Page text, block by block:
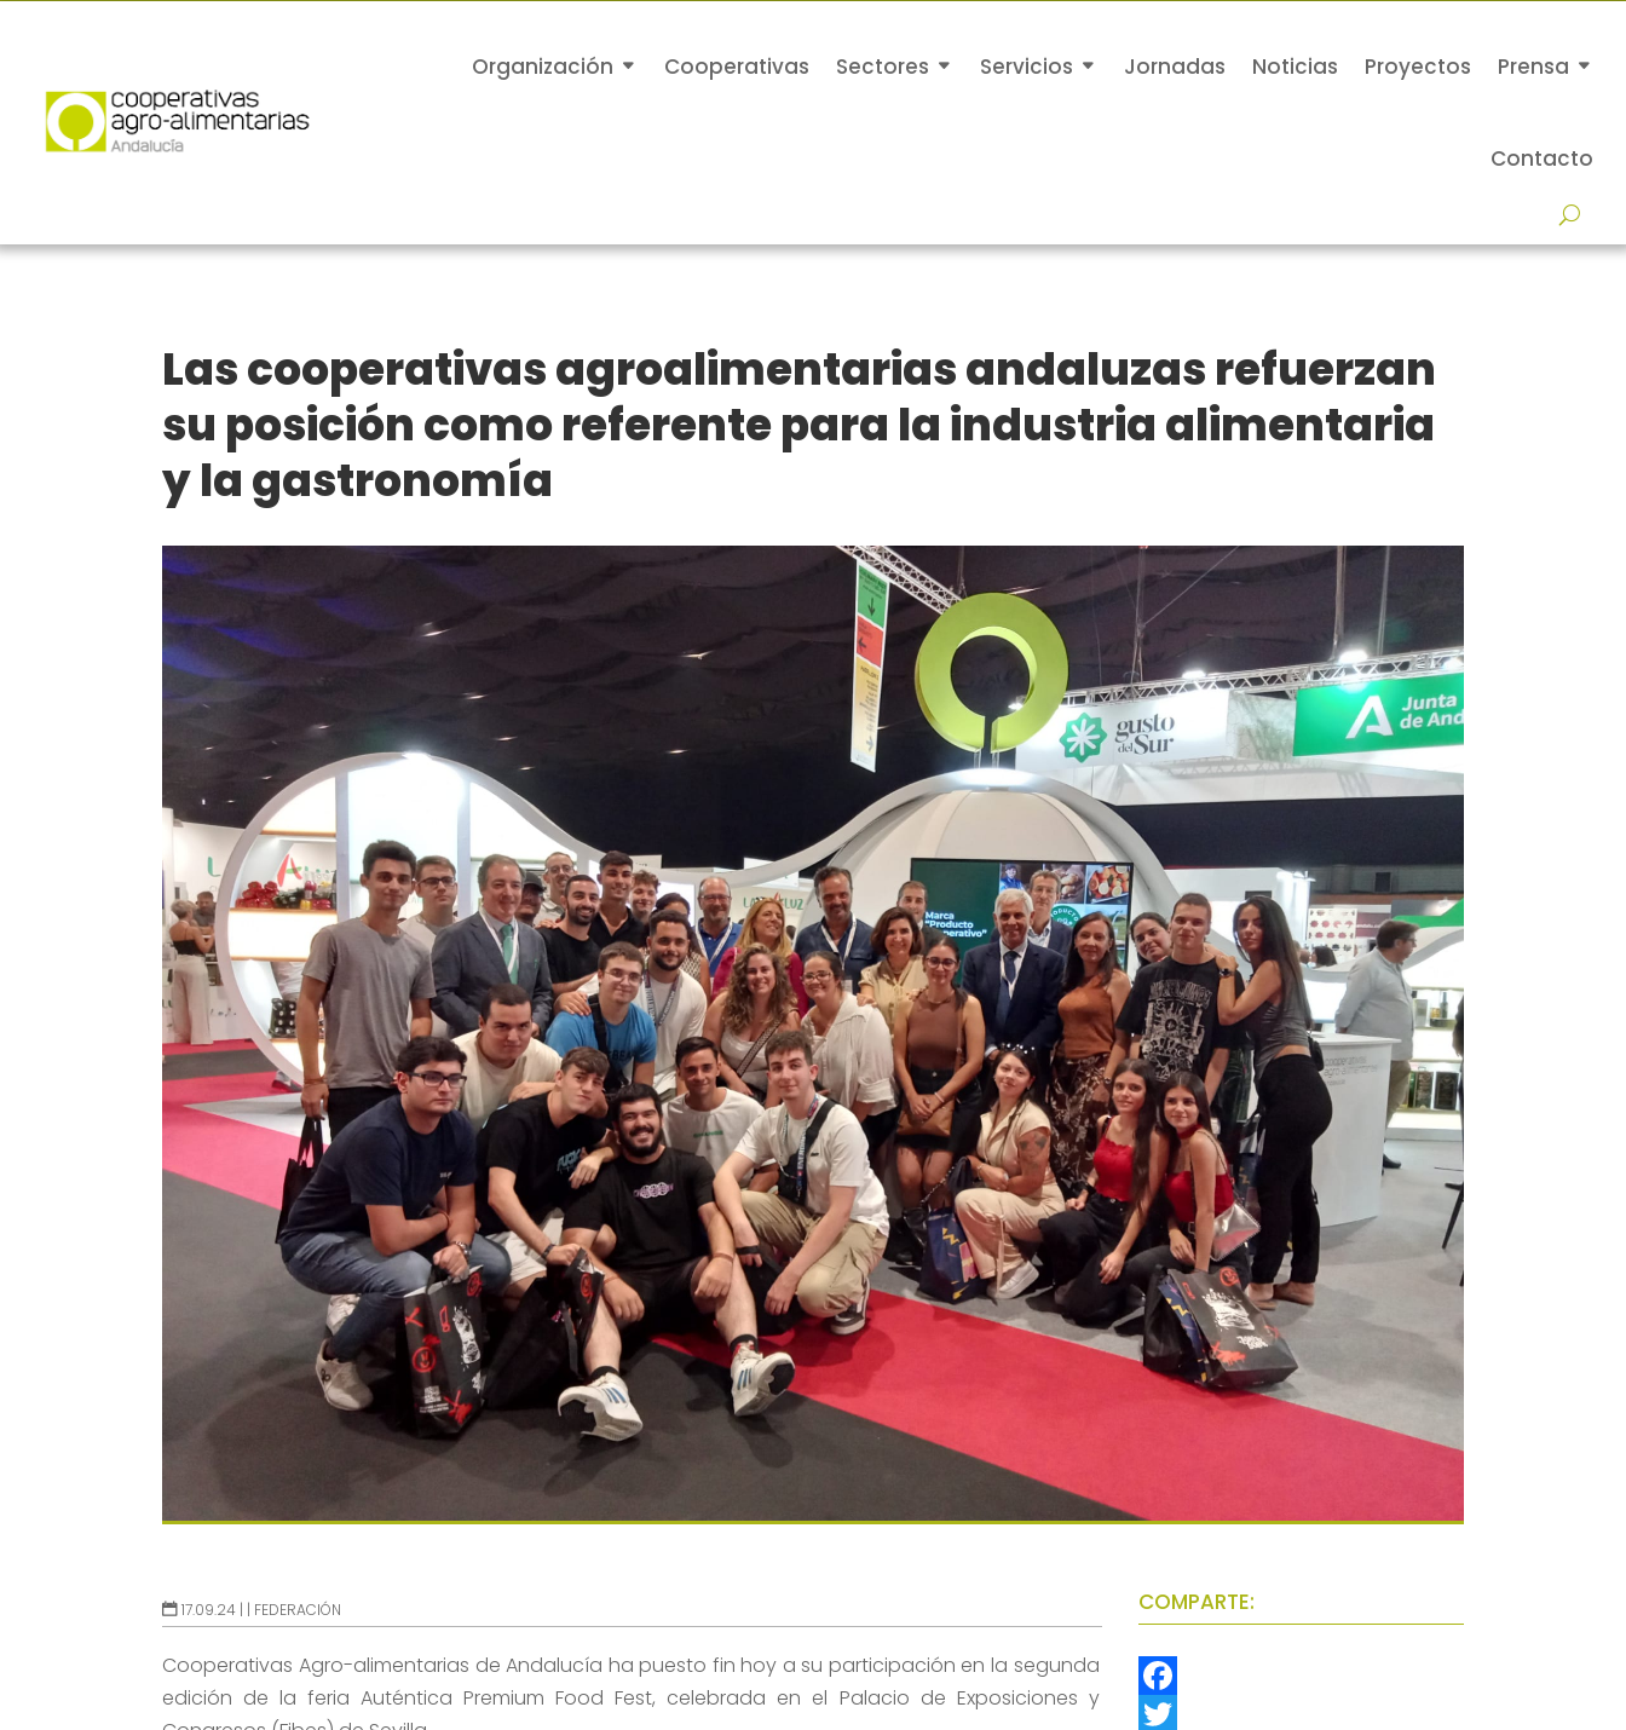
Organización Cooperativas Sectores Servicios Jornadas Noticias Proyectos Prensa
Contacto
Las cooperativas agroalimentarias andaluzas refuerzan
su posición como referente para la industria alimentaria
y la gastronomía
17.09.24 | | FEDERACIÓN
Cooperativas Agro-alimentarias de Andalucía ha puesto fin hoy a su participación en la segunda
edición de la feria Auténtica Premium Food Fest, celebrada en el Palacio de Exposiciones y
COMPARTE:
F